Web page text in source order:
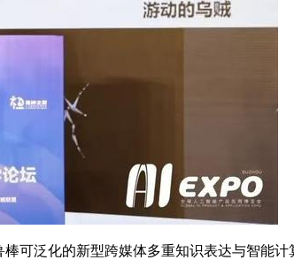
泛化的新型跨媒体多重知识表达与智能